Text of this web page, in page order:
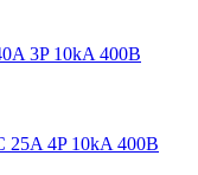
3P 10kA 400В